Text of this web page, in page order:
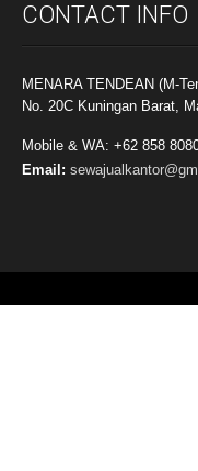
CONTACT INFO
MENARA TENDEAN (M-
No. 20C Kuningan Barat,
Mobile & WA: +62 858
Email: